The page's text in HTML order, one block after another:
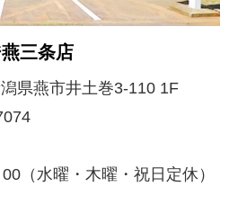
三条店
県燕市井土巻3-110 1F
（水曜・木曜・祝日定休）